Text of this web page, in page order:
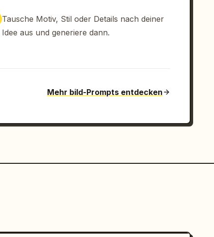
Tausche Motiv, Stil oder Details nach deiner
Idee aus und generiere dann.
Mehr bild-Prompts entdecken